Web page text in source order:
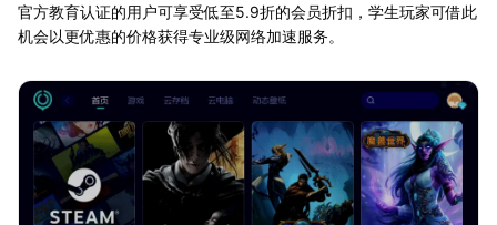
官方教育认证的用户可享受低至5.9折的会员折扣，学生玩家可借此
机会以更优惠的价格获得专业级网络加速服务。